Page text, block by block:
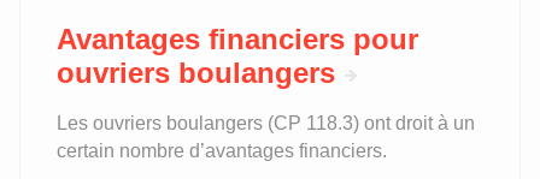
Avantages financiers pour
ouvriers boulangers
Les ouvriers boulangers (CP 118.3) ont droit à un
certain nombre d’avantages financiers.